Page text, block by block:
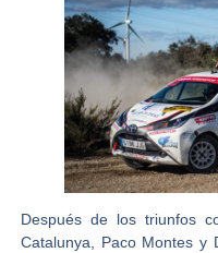
Después de los triunfos
Catalunya, Paco Montes y